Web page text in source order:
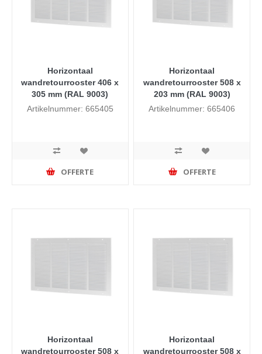
Horizontaal
wandretourrooster 406 x
305 mm (RAL 9003)
Artikelnummer: 665405
OFFERTE
Horizontaal
wandretourrooster 508 x
203 mm (RAL 9003)
Artikelnummer: 665406
OFFERTE
Horizontaal
wandretourrooster 508 x
Horizontaal
wandretourrooster 508 x